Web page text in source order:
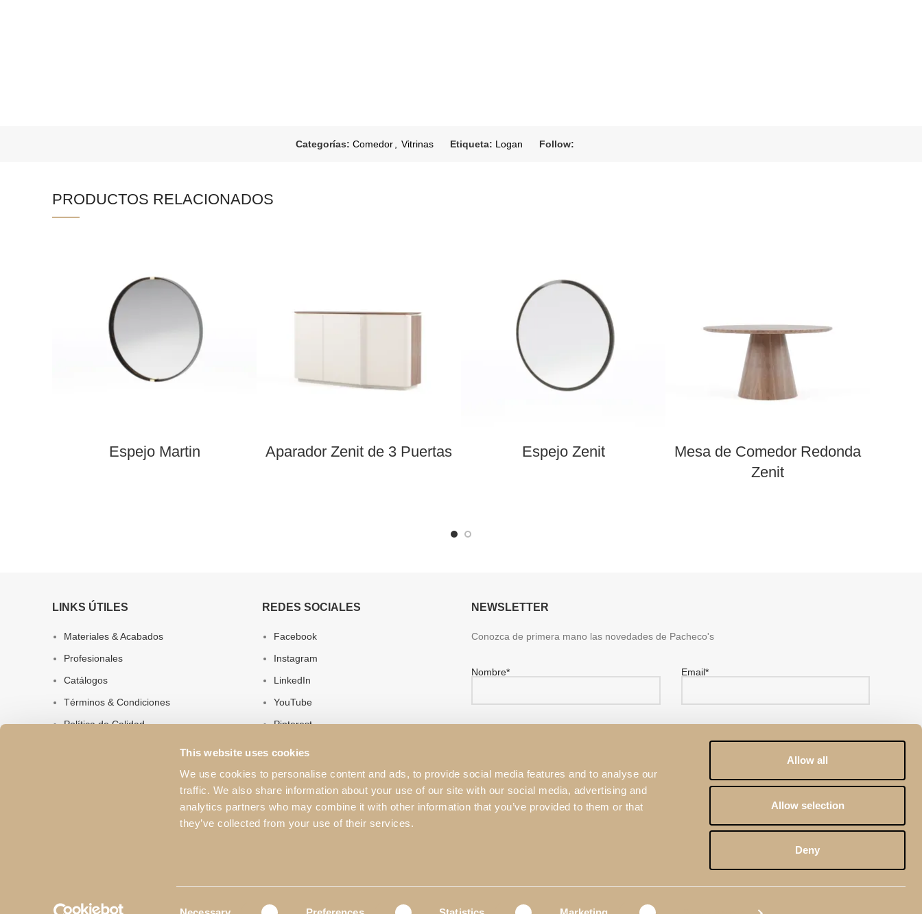
This website uses cookies
We use cookies to personalise content and ads, to provide social media features and to analyse our
traffic. We also share information about your use of our site with our social media, advertising and
analytics partners who may combine it with other information that you’ve provided to them or that
they’ve collected from your use of their services.
Allow all
Allow selection
Deny
Categorías: Comedor Vitrinas Etiqueta: Logan Follow:
PRODUCTOS RELACIONADOS
Espejo Martin Aparador Zenit de 3 Puertas Espejo Zenit
Mesa de Comedor Redonda
Zenit
LINKS ÚTILES
Materiales & Acabados
Profesionales
Catálogos
Términos & Condiciones
Política de Calidad
REDES SOCIALES
Facebook
Instagram
LinkedIn
YouTube
Pinterest
NEWSLETTER
Conozca de primera mano las novedades de Pacheco's
Nombre* Email*
He leído y aceptado la Política de Privacidad